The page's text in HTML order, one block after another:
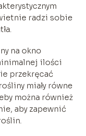
radzi sobie
na okno
ilości
przekręcać
miały równe
można również
aby zapewnić